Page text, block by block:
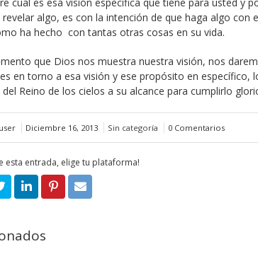
revelar algo, es con la intención de que haga algo
ha hecho con tantas otras cosas en su vida.
que Dios nos muestra nuestra visión, nos
en torno a esa visión y ese propósito en
Reino de los cielos a su alcance para cumplirlo
Diciembre 16, 2013 Sin categoría 0 Comentarios
esta entrada, elige tu plataforma!